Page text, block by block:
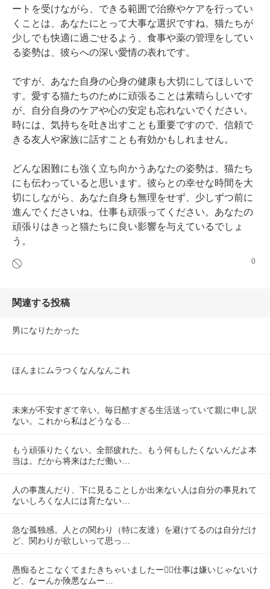
ートを受けながら、できる範囲で治療やケアを行ってい
くことは、あなたにとって大事な選択ですね。猫たちが
少しでも快適に過ごせるよう、食事や薬の管理をしてい
る姿勢は、彼らへの深い愛情の表れです。
ですが、あなた自身の心身の健康も大切にしてほしいで
す。愛する猫たちのために頑張ることは素晴らしいです
が、自分自身のケアや心の安定も忘れないでください。
時には、気持ちを吐き出すことも重要ですので、信頼で
きる友人や家族に話すことも有効かもしれません。
どんな困難にも強く立ち向かうあなたの姿勢は、猫たち
にも伝わっていると思います。彼らとの幸せな時間を大
切にしながら、あなた自身も無理をせず、少しずつ前に
進んでくださいね。仕事も頑張ってください。あなたの
頑張りはきっと猫たちに良い影響を与えているでしょ
う。
0
関連する投稿
男になりたかった
ほんまにムラつくなんなんこれ
未来が不安すぎて辛い。毎日酷すぎる生活送っていて親に申し訳
ない。これから私はどうなる…
もう頑張りたくない。全部疲れた。もう何もしたくないんだよ本
当は。だから将来はただ働い…
人の事蔑んだり、下に見ることしか出来ない人は自分の事見れて
ないしろくな人には育たない…
急な孤独感。人との関わり（特に友達）を避けてるのは自分だけ
ど、関わりが欲しいって思っ…
愚痴るとこなくてまたきちゃいましたー😮‍💨仕事は嫌いじゃないけ
ど、なーんか険悪なムー…